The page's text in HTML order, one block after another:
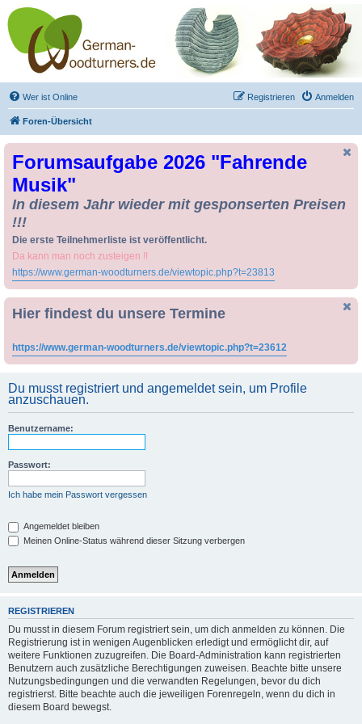
Drechseln und
Kunsthandwerk -
German-Woodturners
*Forum Sauerland*
Der Treffpunkt für Drechsler und Freunde des Kunsthandwerks
Wer ist Online Anmelden
Registrieren
Foren-Übersicht
Forumsaufgabe 2026 "Fahrende
Musik"
In diesem Jahr wieder mit gesponserten Preisen
!!!
Die erste Teilnehmerliste ist veröffentlicht.
Da kann man noch zusteigen !!
https://www.german-woodturners.de/viewtopic.php?t=23813
Hier findest du unsere Termine
https://www.german-woodturners.de/viewtopic.php?t=23612
Du musst registriert und angemeldet sein, um Profile
anzuschauen.
Benutzername:
Passwort:
Ich habe mein Passwort vergessen
Angemeldet bleiben
Meinen Online-Status während dieser Sitzung verbergen
REGISTRIEREN
Du musst in diesem Forum registriert sein, um dich anmelden zu können. Die
Registrierung ist in wenigen Augenblicken erledigt und ermöglicht dir, auf
weitere Funktionen zuzugreifen. Die Board-Administration kann registrierten
Benutzern auch zusätzliche Berechtigungen zuweisen. Beachte bitte unsere
Nutzungsbedingungen und die verwandten Regelungen, bevor du dich
registrierst. Bitte beachte auch die jeweiligen Forenregeln, wenn du dich in
diesem Board bewegst.